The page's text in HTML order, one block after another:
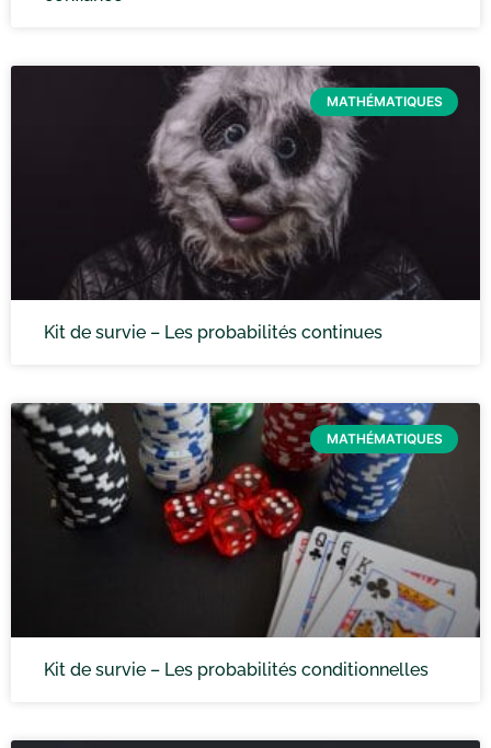
MATHÉMATIQUES
Kit de survie – Les probabilités continues
MATHÉMATIQUES
Kit de survie – Les probabilités conditionnelles